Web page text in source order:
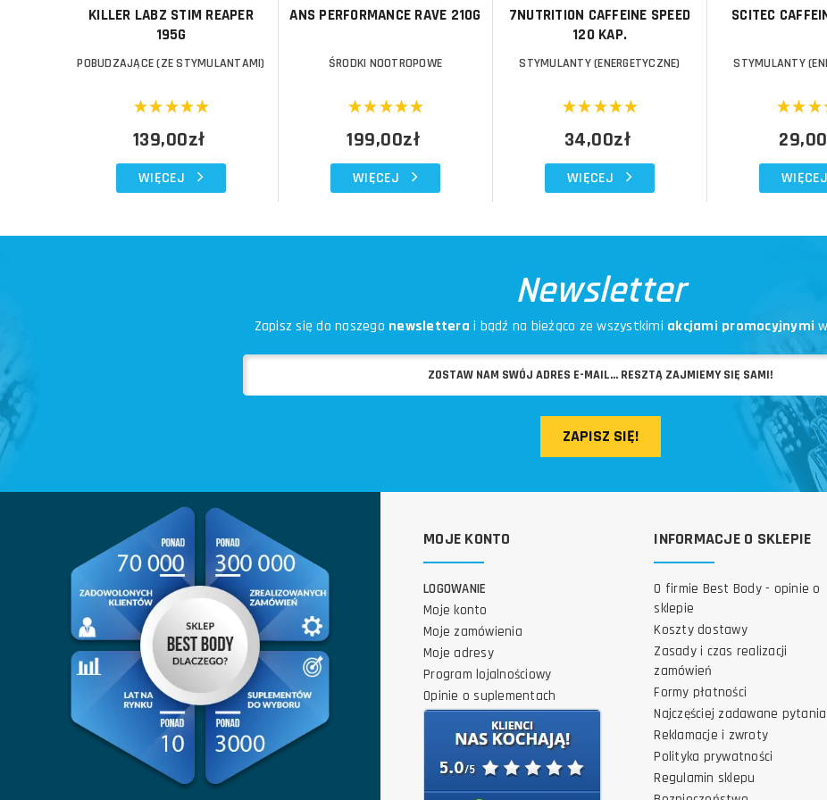
KILLER LABZ STIM REAPER
195G
POBUDZAJĄCE (ZE STYMULANTAMI)
139,00zł
WIĘCEJ
ANS PERFORMANCE RAVE 210G
ŚRODKI NOOTROPOWE
199,00zł
WIĘCEJ
7NUTRITION CAFFEINE SPEED
120 KAP.
STYMULANTY (ENERGETYCZNE)
34,00zł
WIĘCEJ
SCITEC
STYMULANTY
WIĘCEJ
Newsletter
Zapisz się do naszego newslettera i bądź na bieżąco ze wszystkimi akcjami promocyjnymi
ZAPISZ SIĘ!
MOJE KONTO
LOGOWANIE
Moje konto
Moje zamówienia
Moje adresy
Program lojalnościowy
Opinie o suplementach
INFORMACJE O SKLEPIE
O firmie Best Body - opinie o
sklepie
Koszty dostawy
Zasady i czas realizacji
zamówień
Formy płatności
Najczęściej zadawane pytania
Reklamacje i zwroty
Polityka prywatności
Regulamin sklepu